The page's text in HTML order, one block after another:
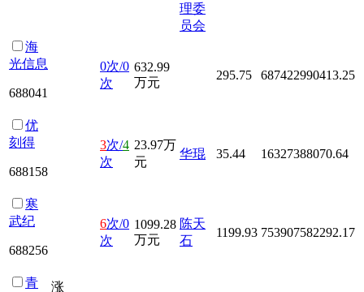
理委
员会
海
光信息
688041
0次/0
次
632.99
万元
295.75 687422990413.25
优
刻得
688158
3次/4
次
23.97万
元
华琨 35.44 16327388070.64
寒
武纪
688256
6次/0
次
1099.28
万元
陈天
石
1199.93 753907582292.17
青 涨